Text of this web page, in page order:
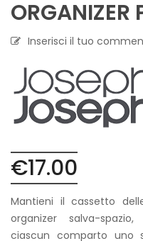
ORGANIZER
Inserisci il tuo
€17.00
Mantieni il cassetto
organizer salva-
ciascun comparto uno